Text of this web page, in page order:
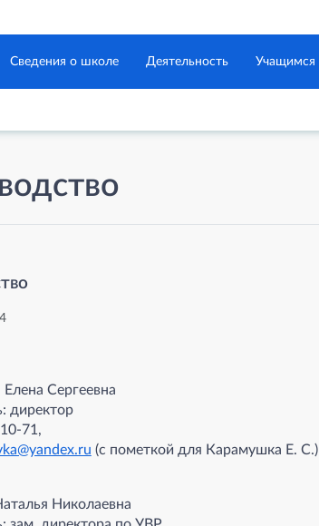
Сведения о школе Деятельность Учащимся
Сергеевна
директор
71,
(с пометкой для Карамушка Е. С.)
Николаевна